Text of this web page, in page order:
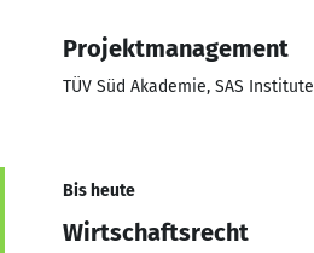
Projektmanagement
TÜV Süd Akademie, SAS Institute
Bis heute
Wirtschaftsrecht